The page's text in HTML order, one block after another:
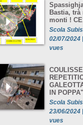
Bastia, trà
monti !
Scola
02/07/2024
vues
IN POPPA"
Scola
23/06/2024
vues